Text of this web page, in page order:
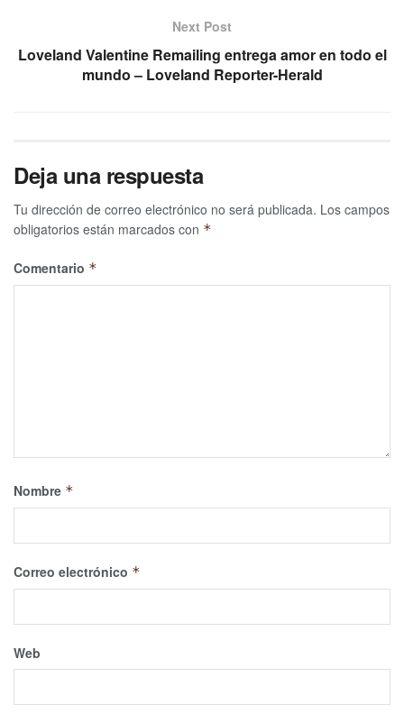
Next Post
Loveland Valentine Remailing entrega amor en todo el
mundo – Loveland Reporter-Herald
Deja una respuesta
Tu dirección de correo electrónico no será publicada. Los campos
obligatorios están marcados con *
Comentario *
Nombre *
Correo electrónico *
Web